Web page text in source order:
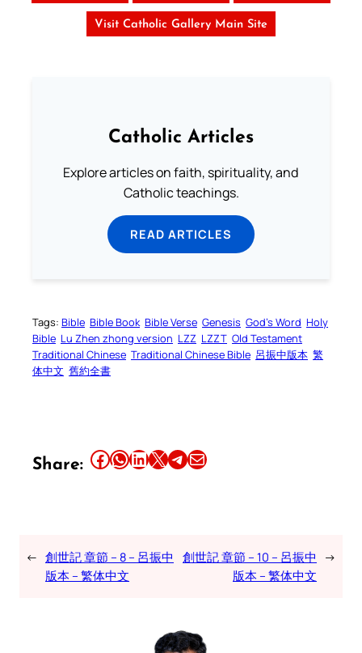
Visit Catholic Gallery Main Site
Catholic Articles
Explore articles on faith, spirituality, and
Catholic teachings.
READ ARTICLES
Tags: Bible Bible Book Bible Verse Genesis God’s Word Holy
Bible Lu Zhen zhong version LZZ LZZT Old Testament
Traditional Chinese Traditional Chinese Bible 呂振中版本 繁
体中文 舊約全書
Share: Share this article on Facebook Share this article on WhatsApp Share this article on LinkedIn Share this article on X Share this article on TelegramEmail this Article
← 創世記 章節 – 8 – 呂振中
版本 – 繁体中文
創世記 章節 – 10 – 呂振中
版本 – 繁体中文
→